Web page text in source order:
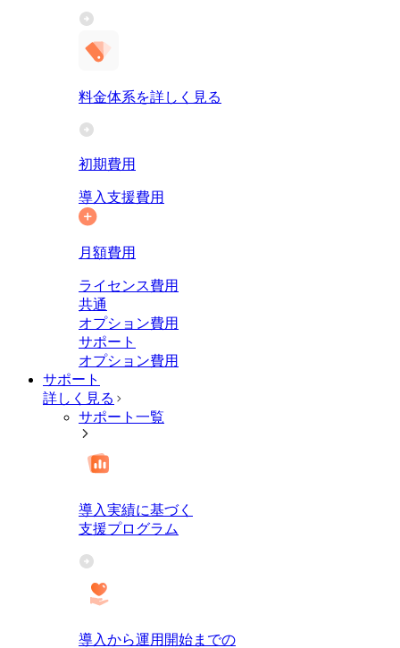
料金体系を詳しく見る
初期費用
導入支援費用
月額費用
ライセンス費用
共通
オプション費用
サポート
オプション費用
サポート
詳しく見る
サポート一覧
導入実績に基づく
支援プログラム
導入から運用開始までの